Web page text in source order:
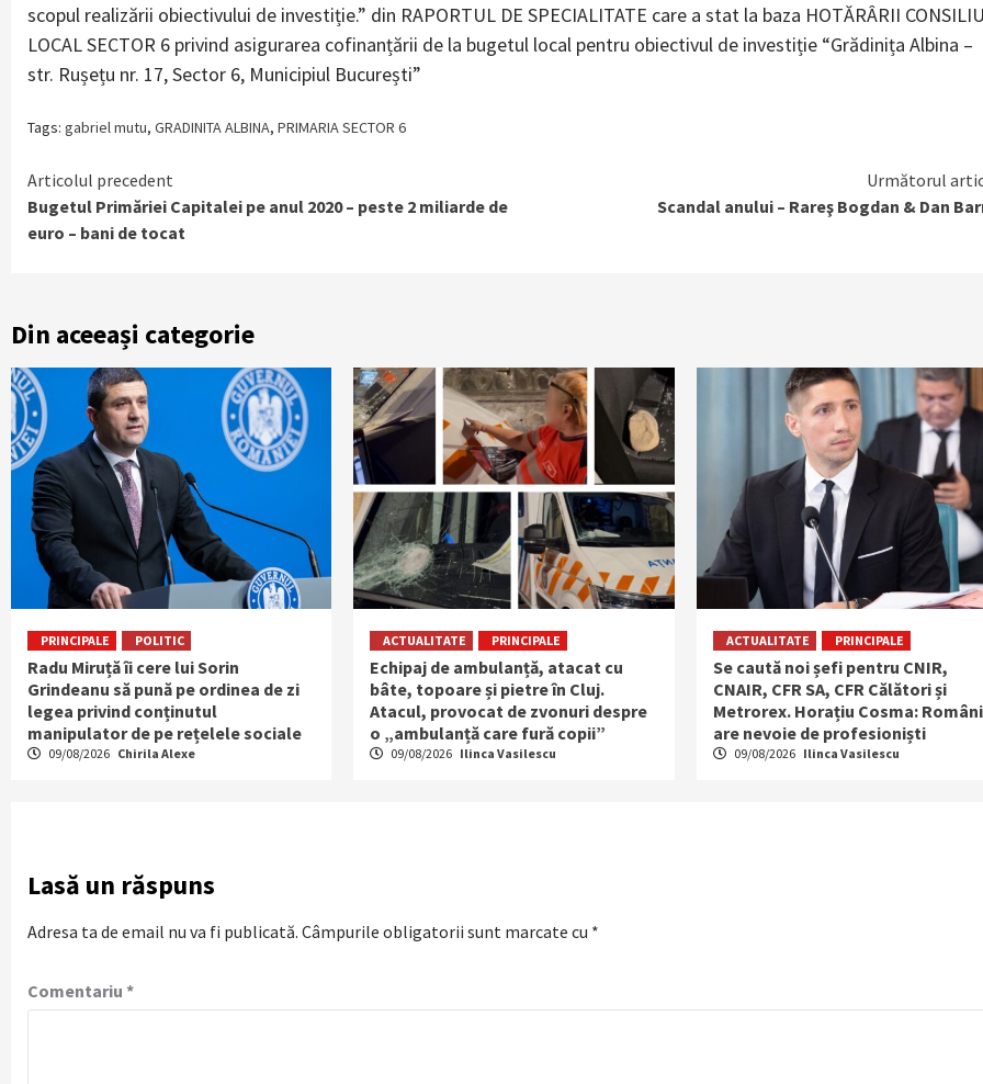
scopul realizării obiectivului de investiție.” din RAPORTUL DE SPECIALITATE care a stat la baza HOTĂRÂRII
LOCAL SECTOR 6 privind asigurarea cofinanțării de la bugetul local pentru obiectivul de investiție “Grădinița Albina –
str. Rușețu nr. 17, Sector 6, Municipiul București”
Tags: gabriel mutu, GRADINITA ALBINA, PRIMARIA SECTOR 6
Continue
Reading
Articolul precedent
Bugetul Primăriei Capitalei pe anul 2020 – peste 2 miliarde de
euro – bani de tocat
Următorul
Scandal anului – Rareş Bogdan & Dan
Din aceeași categorie
PRINCIPALE POLITIC
Radu Miruță îi cere lui Sorin
Grindeanu să pună pe ordinea de zi
legea privind conținutul
manipulator de pe rețelele sociale
09/08/2026 Chirila Alexe
ACTUALITATE PRINCIPALE
Echipaj de ambulanță, atacat cu
bâte, topoare și pietre în Cluj.
Atacul, provocat de zvonuri despre
o „ambulanță care fură copii”
09/08/2026 Ilinca Vasilescu
ACTUALITATE PRINCIPALE
Se caută noi șefi pentru CNIR,
CNAIR, CFR SA, CFR Călători și
Metrorex. Horațiu Cosma:
are nevoie de profesioniști
09/08/2026 Ilinca Vasilescu
Lasă un răspuns
Adresa ta de email nu va fi publicată. Câmpurile obligatorii sunt marcate cu *
Comentariu *